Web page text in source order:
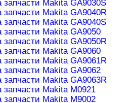
Makita GA9030S
Makita GA9040R
Makita GA9040S
Makita GA9050
Makita GA9050R
Makita GA9060
Makita GA9061R
Makita GA9062
Makita GA9063R
Makita M0921
Makita M9002